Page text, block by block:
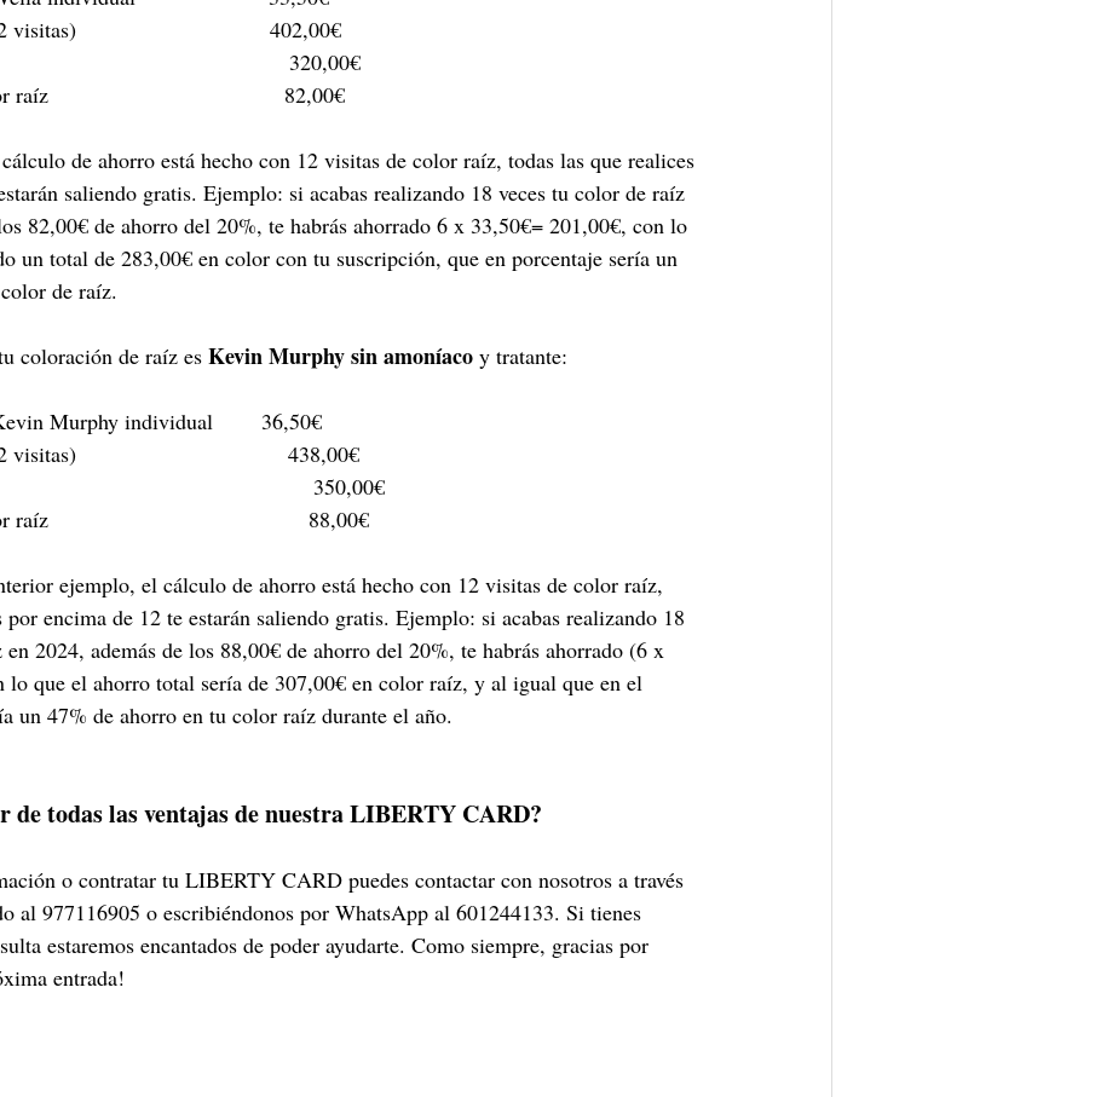
visitas)                                402,00€
320,00€
raíz                                       82,00€
de ahorro está hecho con 12 visitas de color raíz, todas las que realices
saliendo gratis. Ejemplo: si acabas realizando 18 veces tu color de raíz
82,00€ de ahorro del 20%, te habrás ahorrado 6 x 33,50€= 201,00€, con lo
un total de 283,00€ en color con tu suscripción, que en porcentaje sería un
de raíz.
coloración de raíz es Kevin Murphy sin amoníaco y tratante:
Murphy individual        36,50€
visitas)                                   438,00€
350,00€
raíz                                           88,00€
ejemplo, el cálculo de ahorro está hecho con 12 visitas de color raíz,
por encima de 12 te estarán saliendo gratis. Ejemplo: si acabas realizando 18
2024, además de los 88,00€ de ahorro del 20%, te habrás ahorrado (6 x
lo que el ahorro total sería de 307,00€ en color raíz, y al igual que en el
un 47% de ahorro en tu color raíz durante el año.
de todas las ventajas de nuestra LIBERTY CARD?
o contratar tu LIBERTY CARD puedes contactar con nosotros a través
al 977116905 o escribiéndonos por WhatsApp al 601244133. Si tienes
estaremos encantados de poder ayudarte. Como siempre, gracias por
entrada!